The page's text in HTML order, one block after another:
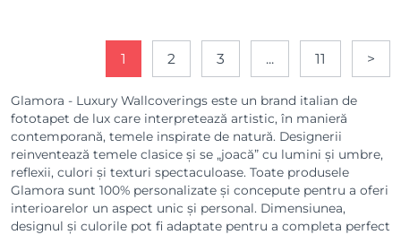
1 2 3 ... 11 >
Glamora - Luxury Wallcoverings este un brand italian de
fototapet de lux care interpretează artistic, în manieră
contemporană, temele inspirate de natură. Designerii
reinventează temele clasice și se „joacă” cu lumini și umbre,
reflexii, culori și texturi spectaculoase. Toate produsele
Glamora sunt 100% personalizate și concepute pentru a oferi
interioarelor un aspect unic și personal. Dimensiunea,
designul și culorile pot fi adaptate pentru a completa perfect